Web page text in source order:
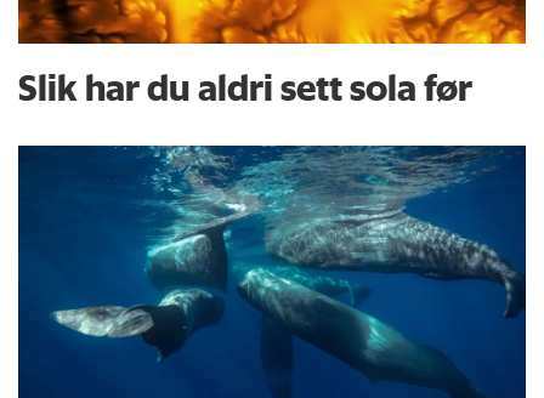
Slik har du aldri sett sola før